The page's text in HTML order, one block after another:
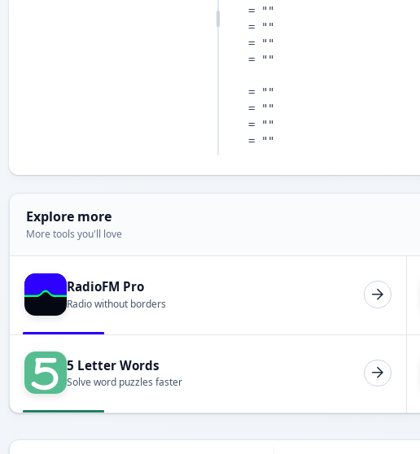
Explore more
More tools you'll love
RadioFM Pro
Radio without borders
5 Letter Words
Solve word puzzles faster